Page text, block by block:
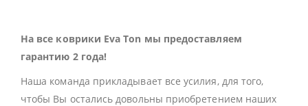
На все коврики Eva Ton мы предоставляем
гарантию 2 года!
Наша команда прикладывает все усилия, для того,
чтобы Вы остались довольны приобретением наших